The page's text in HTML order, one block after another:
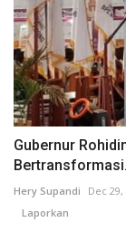
Gubernur
Hery Supandi Dec 29,
Laporkan